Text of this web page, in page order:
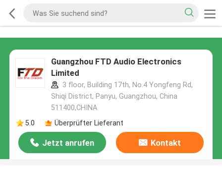
Guangzhou FTD Audio Electronics
Limited
3 floor, Building 17th, No.4 Yongfeng Rd,
Shiqi District, Panyu, Guangzhou, China
511400,CHINA
5.0
Überprüfter Lieferant
Jetzt anrufen Kontakt